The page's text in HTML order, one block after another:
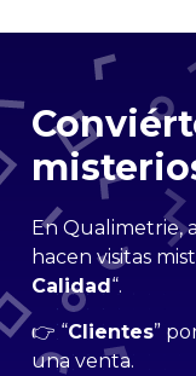
En Qualimetrie,
hacen visitas
Calidad“.
👉 “Clientes”
una venta.